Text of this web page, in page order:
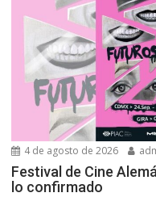
4 de agosto de 2026
Festival de Cine
lo confirmado